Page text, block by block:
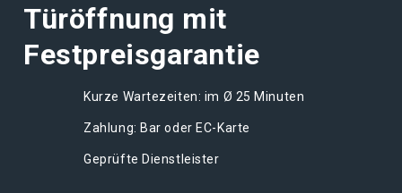
Türöffnung mit
Festpreisgarantie
Kurze Wartezeiten: im Ø 25 Minuten
Zahlung: Bar oder EC-Karte
Geprüfte Dienstleister